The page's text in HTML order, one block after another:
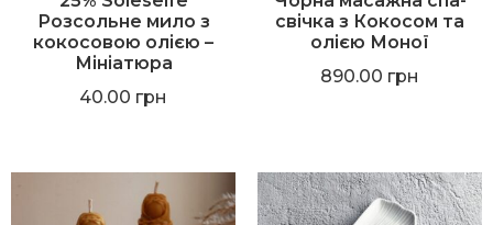
Розсольне мило з
кокосовою олією –
Мініатюра
40.00 грн
свічка з Кокосом та
олією Моної
890.00 грн